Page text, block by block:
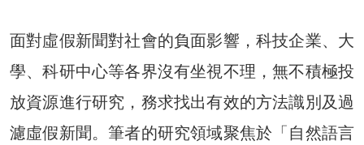
面對虛假新聞對社會的負面影響，科技企業、大
學、科研中心等各界沒有坐視不理，無不積極投
放資源進行研究，務求找出有效的方法識別及過
濾虛假新聞。筆者的研究領域聚焦於「自然語言